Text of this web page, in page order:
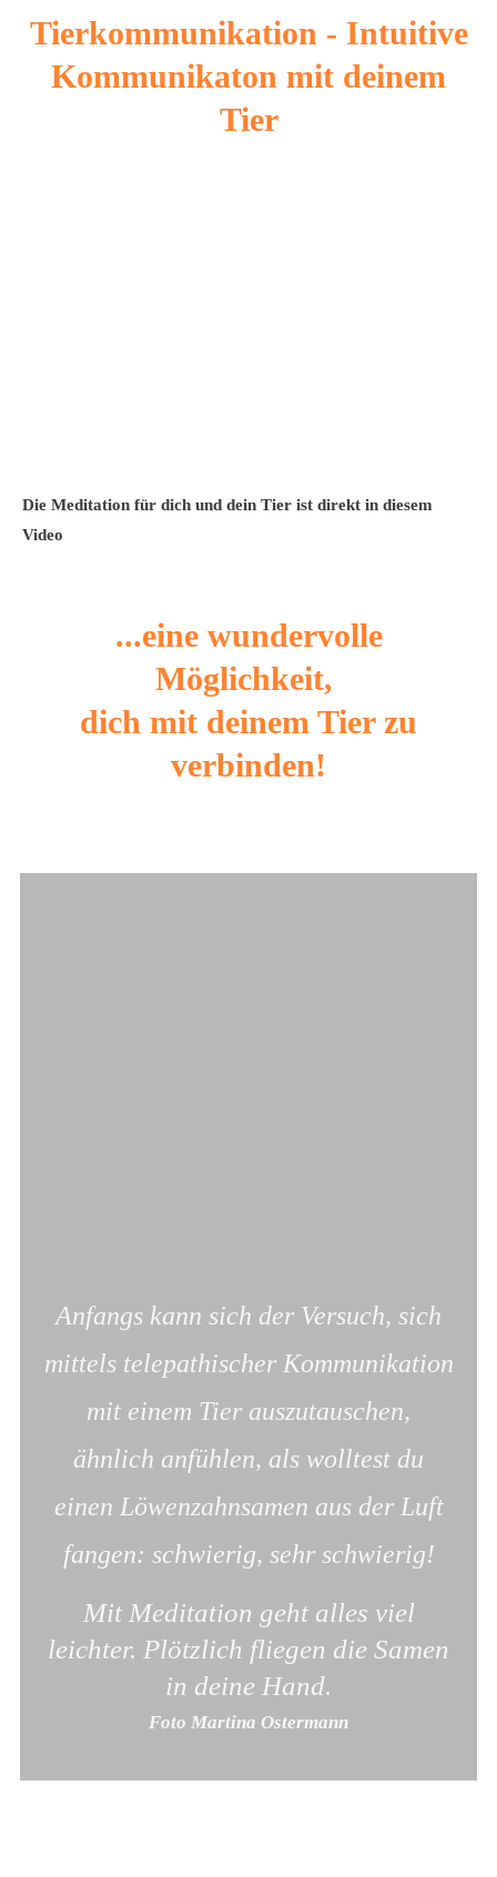
Tierkommunikation - Intuitive
Kommunikaton mit deinem
Tier
Die Meditation für dich und dein Tier ist direkt in diesem
Video
...eine wundervolle
Möglichkeit,
dich mit deinem Tier zu
verbinden!
Anfangs kann sich der Versuch, sich
mittels telepathischer Kommunikation
mit einem Tier auszutauschen,
ähnlich anfühlen, als wolltest du
einen Löwenzahnsamen aus der Luft
fangen: schwierig, sehr schwierig!
Mit Meditation geht alles viel
leichter. Plötzlich fliegen die Samen
in deine Hand.
Foto Martina Ostermann